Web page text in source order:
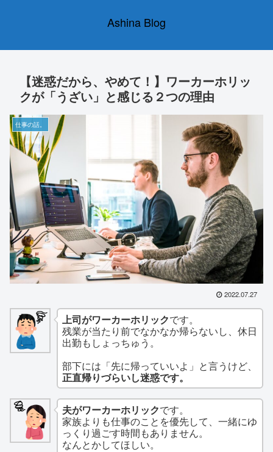
Ashina Blog
【迷惑だから、やめて！】ワーカーホリッ
クが「うざい」と感じる２つの理由
仕事の話。
2022.07.27
上司がワーカーホリックです。
残業が当たり前でなかなか帰らないし、休日
出勤もしょっちゅう。
部下には「先に帰っていいよ」と言うけど、
正直帰りづらいし迷惑です。
夫がワーカーホリックです。
家族よりも仕事のことを優先して、一緒にゆ
っくり過ごす時間もありません。
なんとかしてほしい。